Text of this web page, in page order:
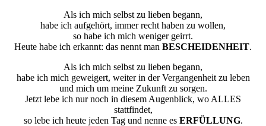
Als ich mich selbst zu lieben begann,
habe ich aufgehört, immer recht haben zu wollen,
so habe ich mich weniger geirrt.
Heute habe ich erkannt: das nennt man BESCHEIDENHEIT.
Als ich mich selbst zu lieben begann,
habe ich mich geweigert, weiter in der Vergangenheit zu leben
und mich um meine Zukunft zu sorgen.
Jetzt lebe ich nur noch in diesem Augenblick, wo ALLES
stattfindet,
so lebe ich heute jeden Tag und nenne es ERFÜLLUNG.